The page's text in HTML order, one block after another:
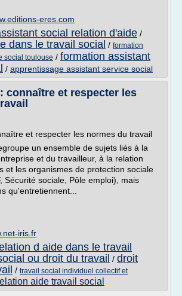
eres.com
social relation d'aide /
dans le travail social / formation
social toulouse / formation assistant
/ apprentissage assistant service social
connaître et respecter les
et respecter les normes du travail
un ensemble de sujets liés à la
et du travailleur, à la relation
et les organismes de protection sociale
Sécurité sociale, Pôle emploi), mais
qu'entretiennent...
iris.fr
d aide dans le travail
ou droit du travail / droit
/ travail social individuel collectif et
aide travail social